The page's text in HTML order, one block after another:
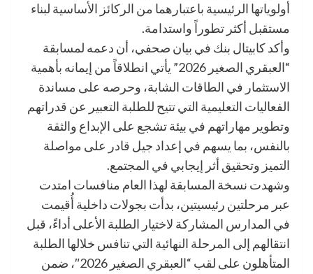
أولوياتها الرئيسية باعتبارهما من الركائز الأساسية لبناء
مستقبل أكثر تطوراً واستدامة.
وأكد كابيتال بنك في بيان صحفي، أن دعمه لمسابقة
“العبقري الصغير 2026” يأتي انطلاقاً من إيمانه بأهمية
الاستثمار في الطاقات الشابة، وحرصه على مساندة
الفعاليات التعليمية التي تتيح للطلبة التعبير عن قدراتهم
وتطوير مهاراتهم في بيئة تشجع على الإبداع والثقة
بالنفس، بما يسهم في إعداد جيل قادر على مواصلة
التميز وتحقيق أثر إيجابي في المجتمع.
وشهدت نسخة المسابقة لهذا العام منافسات امتدت
عبر مرحلتين رئيسيتين، بدأت بجولات داخلية أُقيمت
في المدارس المشاركة لاختيار الطلبة الأعلى أداءً، قبل
انتقالهم إلى المرحلة النهائية التي تنافس خلالها الطلبة
المتأهلون على لقب “العبقري الصغير 2026″، ضمن